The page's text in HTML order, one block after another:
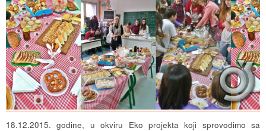
18.12.2015. godine, u okviru Eko projekta koji sprovodimo sa